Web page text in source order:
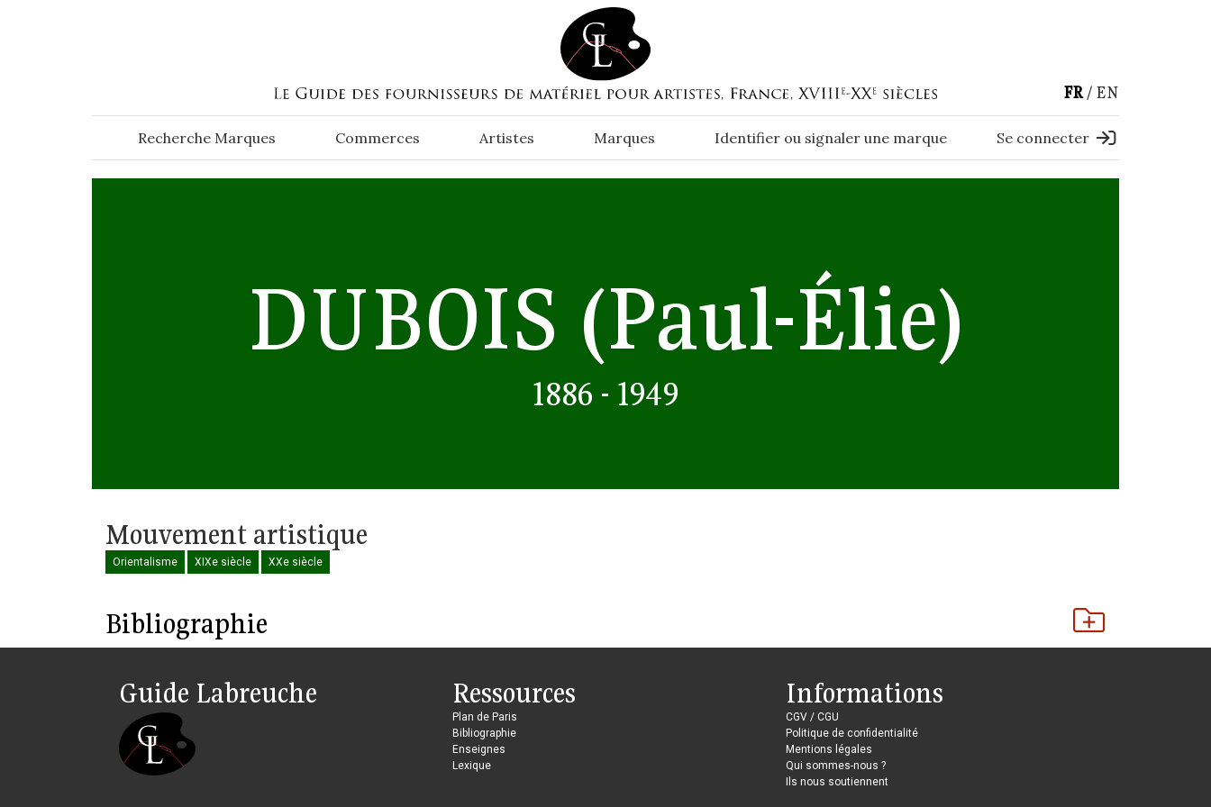
FR EN
Recherche Marques Commerces Artistes Marques Identifier ou signaler une marque Se connecter
DUBOIS (Paul-Élie)
1886 - 1949
Mouvement artistique
Orientalisme XIXe siècle XXe siècle
Bibliographie
Guide Labreuche Ressources
Plan de Paris
Bibliographie
Enseignes
Lexique
Informations
CGV / CGU
Politique de confidentialité
Mentions légales
Qui sommes-nous ?
Ils nous soutiennent